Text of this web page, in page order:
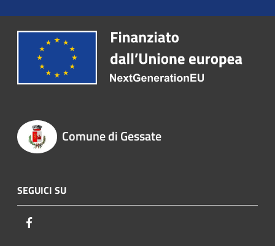
Comune di Gessate
SEGUICI SU